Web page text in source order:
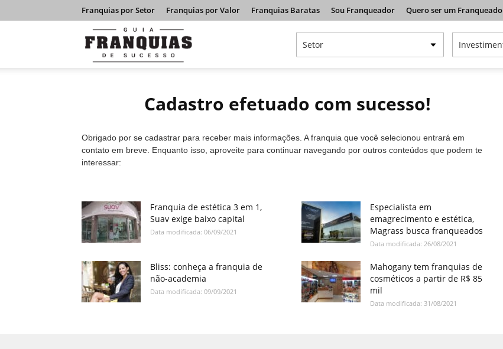
Franquias por Setor Franquias por Valor Franquias Baratas Sou Franqueador Quero ser um Franqueado
de
Cadastro efetuado com sucesso!
Obrigado por se cadastrar para receber mais informações. A franquia que você selecionou entrará em
contato em breve. Enquanto isso, aproveite para continuar navegando por outros conteúdos que podem te
interessar:
Franquia de estética 3 em 1,
Suav exige baixo capital
Data modificada: 06/09/2021
Especialista em
emagrecimento e estética,
Magrass busca franqueados
Data modificada: 26/08/2021
Bliss: conheça a franquia de
não-academia
Data modificada: 09/09/2021
Mahogany tem franquias de
cosméticos a partir de R$ 85
mil
Data modificada: 31/08/2021